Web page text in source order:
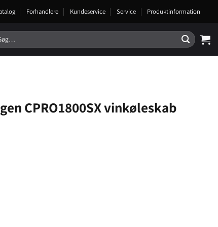
Forhandlere Kundeservice Service Produktinformation
CPRO1800SX vinkøleskab